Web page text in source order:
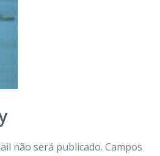
não será publicado. Campos